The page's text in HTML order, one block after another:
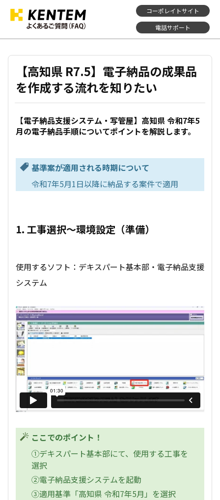
コーポレイトサイト
電話サポート
【高知県 R7.5】電子納品の成果品
を作成する流れを知りたい
【電子納品支援システム・写管屋】高知県 令和7年5
月の電子納品手順についてポイントを解説します。
基準案が適用される時期について
令和7年5月1日以降に納品する案件で適用
1. 工事選択～環境設定（準備）
使用するソフト：デキスパート基本部・電子納品支援
システム
ここでのポイント！
①デキスパート基本部にて、使用する工事を
選択
②電子納品支援システムを起動
③適用基準「高知県 令和7年5月」を選択